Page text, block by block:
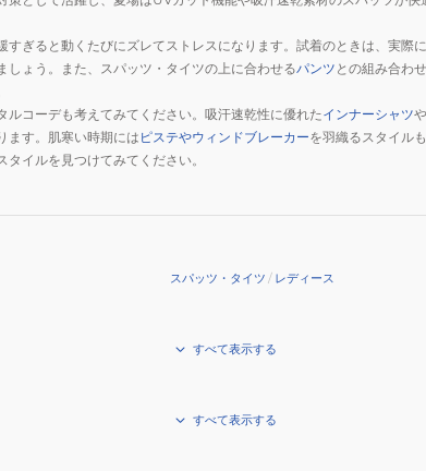
ぎると動くたびにズレてストレスになります。試着のときは、実際
ょう。また、スパッツ・タイツの上に合わせるパンツ との組み合わ
コーデも考えてみてください。吸汗速乾性に優れたインナーシャツ
ます。肌寒い時期には ピステやウィンドブレーカーを羽織るスタイル
イルを見つけてみてください。
スパッツ・タイツ / レディース
すべて表示する
すべて表示する